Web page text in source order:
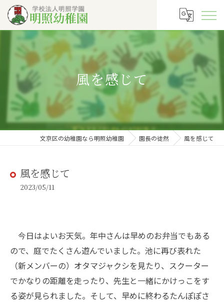
風を感じて
文京区の幼稚園なら明照幼稚園 園長の徒然 風を感じて
風を感じて
2023/05/11
今日はよいお天気。年中さんは早めのお弁当でもある
ので、庭でたくさん遊んでいました。池に再び表れた
（新メンバーの）オタマジャクシを見たり、スクーター
でかなりの距離を走ったり、先生と一緒にかけっこをす
る姿が見られました。そして、早めに終わるたんぽぽさ